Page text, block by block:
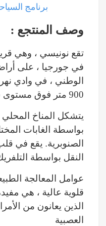
برنامج
: وصف المنتجع
تقع نونيسي ، وهي
في جورجيا ، على
900 متر فوق مستوى سطح البحر)
يتشكل المناخ
بواسطة الغابات
الصنوبرية. يقع في
النقل بواسطة
عوامل المعالجة
قلوية عالية ، هي
الذين يعانون من
العصبية